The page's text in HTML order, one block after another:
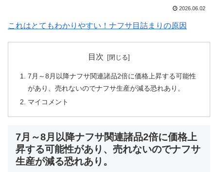
2026.06.02
これはとてもわかりやすい！ナフサ目詰まりの原因
目次
7月～8月以降ナフサ関連諸品2倍に価格上昇する可能性
があり、売れないのでナフサ生産が減る恐れあり。
マイコメント
7月～8月以降ナフサ関連諸品2倍に価格上
昇する可能性があり、売れないのでナフサ
生産が減る恐れあり。